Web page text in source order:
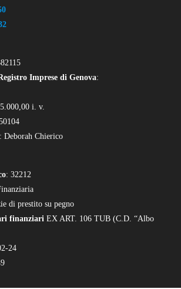
Imprese di Genova:
i. v.
: Deborah Chierico
: 32212
di prestito su pegno
finanziari EX ART. 106 TUB (C.D. “Albo
24